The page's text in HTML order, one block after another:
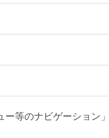
等のナビゲーション